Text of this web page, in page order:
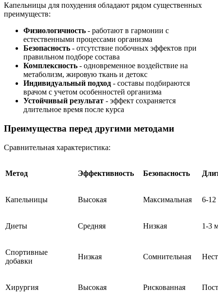
Капельницы для похудения обладают рядом существенных
преимуществ:
Физиологичность - работают в гармонии с
естественными процессами организма
Безопасность - отсутствие побочных эффектов при
правильном подборе состава
Комплексность - одновременное воздействие на
метаболизм, жировую ткань и детокс
Индивидуальный подход - составы подбираются
врачом с учетом особенностей организма
Устойчивый результат - эффект сохраняется
длительное время после курса
Преимущества перед другими методами
Сравнительная характеристика:
Метод Эффективность Безопасность
Капельницы Высокая Максимальная 6-12
Диеты Средняя Низкая 1-3
Спортивные
добавки
Низкая Сомнительная
Хирургия Высокая Рискованная